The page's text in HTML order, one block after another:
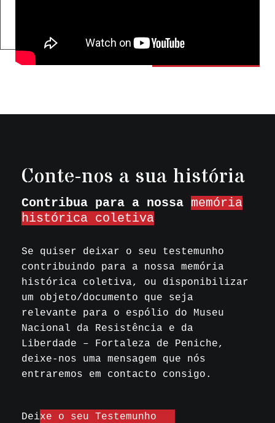
Conte-nos a sua história
Contribua para a nossa memória
histórica coletiva
Se quiser deixar o seu testemunho
contribuindo para a nossa memória
histórica coletiva, ou disponibilizar
um objeto/documento que seja
relevante para o espólio do Museu
Nacional da Resistência e da
Liberdade – Fortaleza de Peniche,
deixe-nos uma mensagem que nós
entraremos em contacto consigo.
Deixe o seu Testemunho